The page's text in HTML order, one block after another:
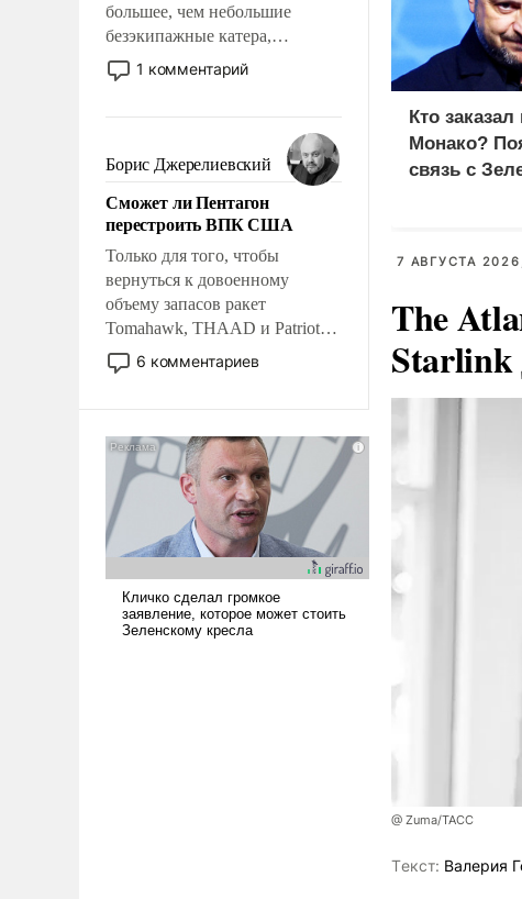
большее, чем небольшие
безэкипажные катера,
применение которых уже
стало обыденностью. Задача по
сложна и амбициозна. Однако
и ее реализация радикально
поднимет наши боевые
возможности.
1 комментарий
Борис Джерелиевский
Сможет ли Пентагон
перестроить ВПК США
Только для того, чтобы
вернуться к довоенному
объему запасов ракет
Tomahawk, THAAD и Patriot
США потребуется более трех
лет. Даже небольшая война с
Сложившаяся ситуация
означает многолетний период
уязвимости США, например,
перед Китаем.
6 комментариев
Кто
Монако?
связь с
7 АВГУСТА
The
Starlink
@ Zuma/ТАСС
Tекст: Валерия